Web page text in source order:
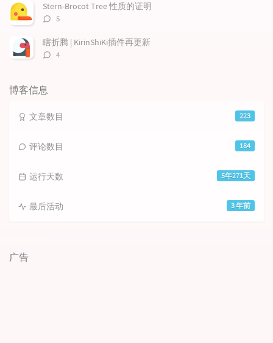
数：
Stern-Brocot Tree 性质的证明
评
数：
5
瞎折腾 | KirinShiKi插件再更新
评
4
博客信息
223
文章数目
184
评论数目
5年271天
运行天数
3 年前
最后活动
广告